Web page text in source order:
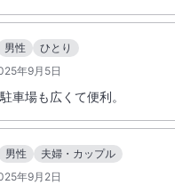
男性
ひとり
年9月5日
車場も広くて便利。
男性
夫婦・カップル
年9月2日